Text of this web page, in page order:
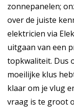
zonnepanelen;
over de juiste
elektricien via
uitgaan van een
topkwaliteit. Dus
moeilijke klus
klaar om je vlug
vraag is te groot